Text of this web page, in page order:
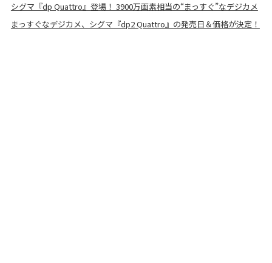
シグマ『dp Quattro』登場！ 3900万画素相当の“まっすぐ”なデジカメ
まっすぐなデジカメ、シグマ『dp2 Quattro』の発売日＆価格が決定！